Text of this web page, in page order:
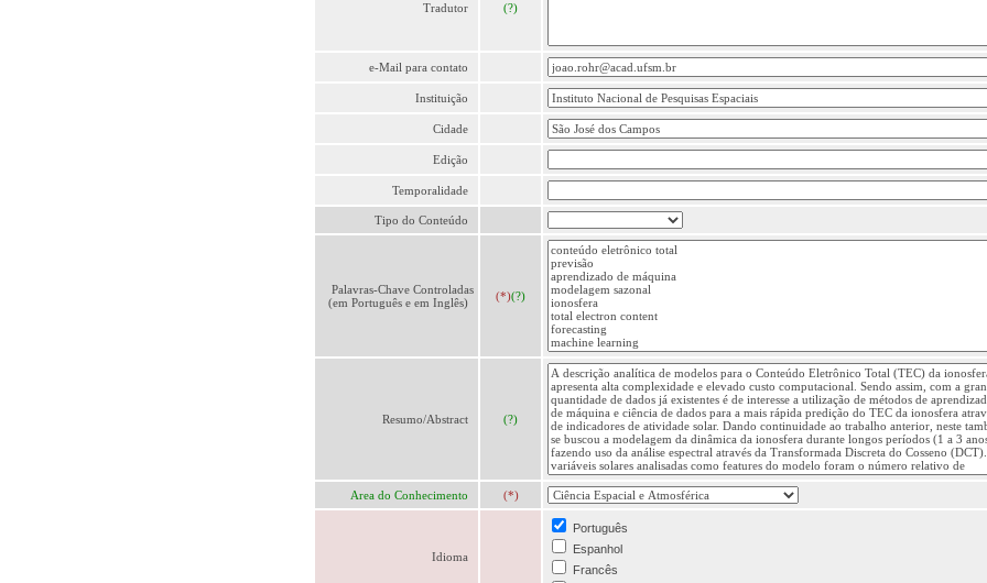
Tradutor (?)
e-Mail para contato
Instituição
Cidade
Edição
Temporalidade
Tipo do Conteúdo
Palavras-Chave Controladas
(em Português e em Inglês)
(*)(?)
Resumo/Abstract (?)
Area do Conhecimento (*)
Idioma
Português
Espanhol
Francês